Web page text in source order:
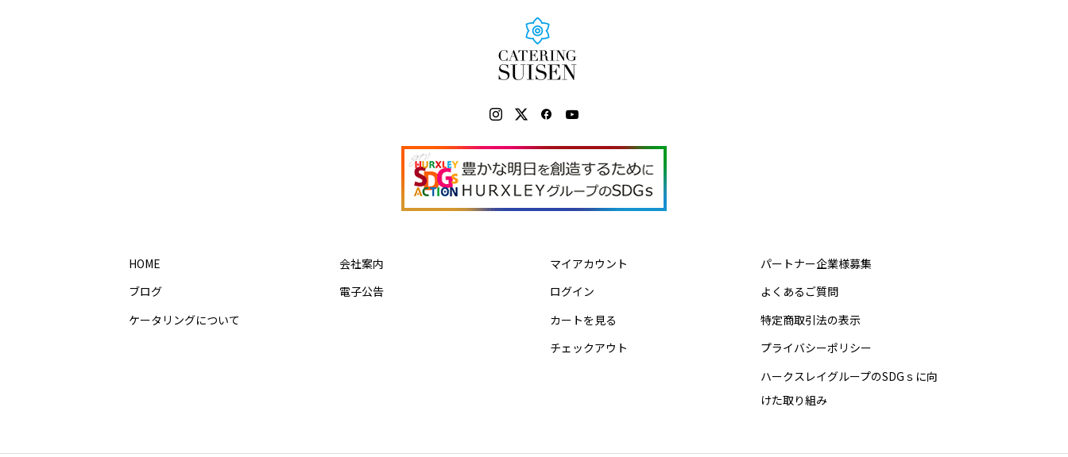
HOME
ブログ
ケータリングについて
会社案内
電子公告
マイアカウント
ログイン
カートを見る
チェックアウト
パートナー企業様募集
よくあるご質問
特定商取引法の表示
プライバシーポリシー
ハークスレイグループのSDGｓに向
けた取り組み